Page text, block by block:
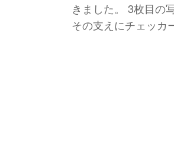
きました。 3枚目の
その支えにチェッカ